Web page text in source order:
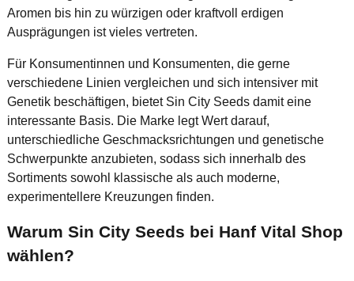
Aromen bis hin zu würzigen oder kraftvoll erdigen
Ausprägungen ist vieles vertreten.
Für Konsumentinnen und Konsumenten, die gerne
verschiedene Linien vergleichen und sich intensiver mit
Genetik beschäftigen, bietet Sin City Seeds damit eine
interessante Basis. Die Marke legt Wert darauf,
unterschiedliche Geschmacksrichtungen und genetische
Schwerpunkte anzubieten, sodass sich innerhalb des
Sortiments sowohl klassische als auch moderne,
experimentellere Kreuzungen finden.
Warum Sin City Seeds bei Hanf Vital Shop
wählen?